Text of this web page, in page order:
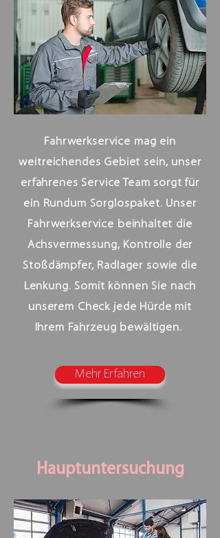
Fahrwerkservice mag ein
weitreichendes Gebiet sein, unser
erfahrenes Service Team sorgt für
ein Rundum Sorglospaket. Unser
Fahrwerkservice beinhaltet die
Achsvermessung, Kontrolle der
Stoßdämpfer, Radlager sowie die
Lenkung. Somit können Sie nach
unserem Check jede Hürde mit
Ihrem Fahrzeug bewältigen.
Mehr Erfahren
Hauptuntersuchung